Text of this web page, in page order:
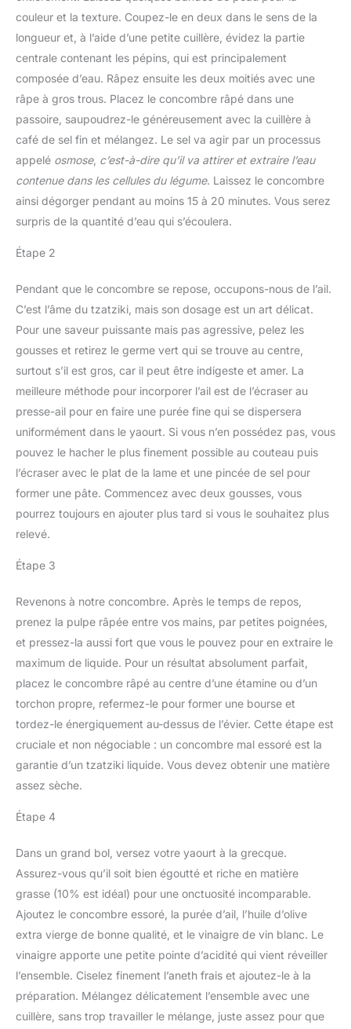
couleur et la texture. Coupez-le en deux dans le sens de la
longueur et, à l’aide d’une petite cuillère, évidez la partie
centrale contenant les pépins, qui est principalement
composée d’eau. Râpez ensuite les deux moitiés avec une
râpe à gros trous. Placez le concombre râpé dans une
passoire, saupoudrez-le généreusement avec la cuillère à
café de sel fin et mélangez. Le sel va agir par un processus
appelé osmose, c’est-à-dire qu’il va attirer et extraire l’eau
contenue dans les cellules du légume. Laissez le concombre
ainsi dégorger pendant au moins 15 à 20 minutes. Vous serez
surpris de la quantité d’eau qui s’écoulera.
Étape 2
Pendant que le concombre se repose, occupons-nous de l’ail.
C’est l’âme du tzatziki, mais son dosage est un art délicat.
Pour une saveur puissante mais pas agressive, pelez les
gousses et retirez le germe vert qui se trouve au centre,
surtout s’il est gros, car il peut être indigeste et amer. La
meilleure méthode pour incorporer l’ail est de l’écraser au
presse-ail pour en faire une purée fine qui se dispersera
uniformément dans le yaourt. Si vous n’en possédez pas, vous
pouvez le hacher le plus finement possible au couteau puis
l’écraser avec le plat de la lame et une pincée de sel pour
former une pâte. Commencez avec deux gousses, vous
pourrez toujours en ajouter plus tard si vous le souhaitez plus
relevé.
Étape 3
Revenons à notre concombre. Après le temps de repos,
prenez la pulpe râpée entre vos mains, par petites poignées,
et pressez-la aussi fort que vous le pouvez pour en extraire le
maximum de liquide. Pour un résultat absolument parfait,
placez le concombre râpé au centre d’une étamine ou d’un
torchon propre, refermez-le pour former une bourse et
tordez-le énergiquement au-dessus de l’évier. Cette étape est
cruciale et non négociable : un concombre mal essoré est la
garantie d’un tzatziki liquide. Vous devez obtenir une matière
assez sèche.
Étape 4
Dans un grand bol, versez votre yaourt à la grecque.
Assurez-vous qu’il soit bien égoutté et riche en matière
grasse (10% est idéal) pour une onctuosité incomparable.
Ajoutez le concombre essoré, la purée d’ail, l’huile d’olive
extra vierge de bonne qualité, et le vinaigre de vin blanc. Le
vinaigre apporte une petite pointe d’acidité qui vient réveiller
l’ensemble. Ciselez finement l’aneth frais et ajoutez-le à la
préparation. Mélangez délicatement l’ensemble avec une
cuillère, sans trop travailler le mélange, juste assez pour que